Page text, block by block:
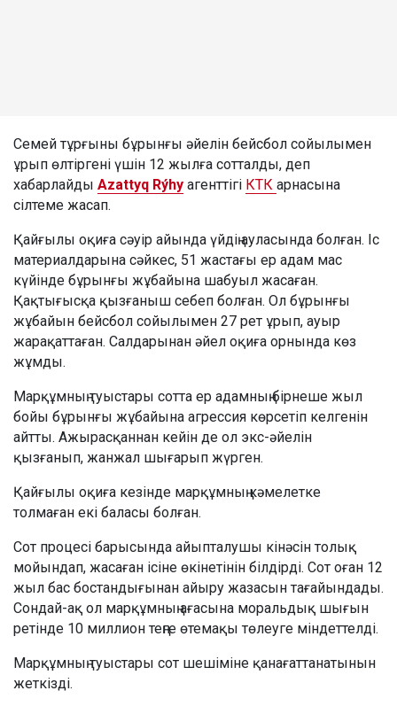
Семей тұрғыны бұрынғы әйелін бейсбол сойылымен
ұрып өлтіргені үшін 12 жылға сотталды, деп
хабарлайды Azattyq Rýhy агенттігі КТК арнасына
сілтеме жасап.
Қайғылы оқиға сәуір айында үйдің ауласында болған. Іс
материалдарына сәйкес, 51 жастағы ер адам мас
күйінде бұрынғы жұбайына шабуыл жасаған.
Қақтығысқа қызғаныш себеп болған. Ол бұрынғы
жұбайын бейсбол сойылымен 27 рет ұрып, ауыр
жарақаттаған. Салдарынан әйел оқиға орнында көз
жұмды.
Марқұмның туыстары сотта ер адамның бірнеше жыл
бойы бұрынғы жұбайына агрессия көрсетіп келгенін
айтты. Ажырасқаннан кейін де ол экс-әйелін
қызғанып, жанжал шығарып жүрген.
Қайғылы оқиға кезінде марқұмның кәмелетке
толмаған екі баласы болған.
Сот процесі барысында айыпталушы кінәсін толық
мойындап, жасаған ісіне өкінетінін білдірді. Сот оған 12
жыл бас бостандығынан айыру жазасын тағайындады.
Сондай-ақ ол марқұмның ағасына моральдық шығын
ретінде 10 миллион теңге өтемақы төлеуге міндеттелді.
Марқұмның туыстары сот шешіміне қанағаттанатынын
жеткізді.